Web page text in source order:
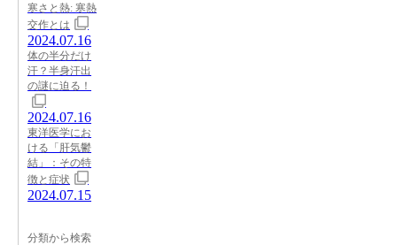
寒さと熱: 寒熱
交作とは
2024.07.16
体の半分だけ
汗？半身汗出
の謎に迫る！
2024.07.16
東洋医学にお
ける「肝気鬱
結」：その特
徴と症状
2024.07.15
分類から検索